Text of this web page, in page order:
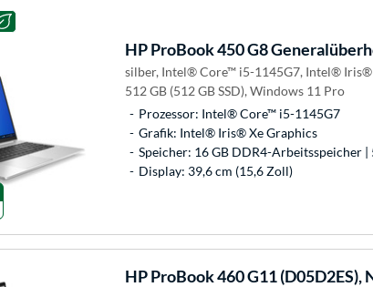
HPProBook 450 G8
silber, Intel® Core™ i5-1145G7, Intel® Iris®
512 GB (512 GB SSD), Windows 11 Pro
Prozessor: Intel® Core™ i5-1145G7
Grafik: Intel® Iris® Xe Graphics
Speicher: 16 GB DDR4-Arbeitsspeicher |
Display: 39,6 cm (15,6 Zoll)
HPProBook 460 G11 (D05D2ES),